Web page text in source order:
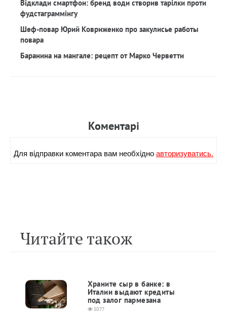
Відклади смартфон: бренд води створив тарілки проти
фудстаграммінгу
Шеф-повар Юрий Ковриженко про закулисье работы
повара
Баранина на мангале: рецепт от Марко Черветти
Коментарi
Для вiдправки коментара вам необхiдноавторизуватись.
Читайте також
Храните сыр в банке: в
Италии выдают кредиты
под залог пармезана
5077